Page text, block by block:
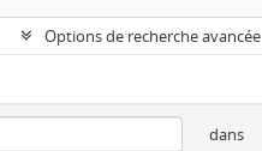
Options de recherche avancée
dans